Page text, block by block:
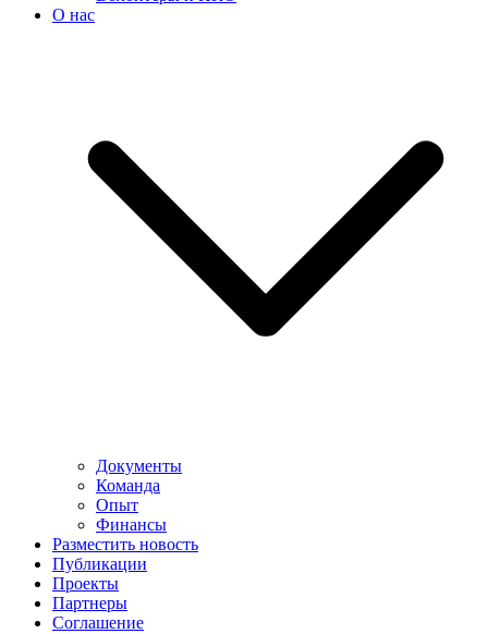
О нас
Документы
Команда
Опыт
Финансы
Разместить новость
Публикации
Проекты
Партнеры
Соглашение